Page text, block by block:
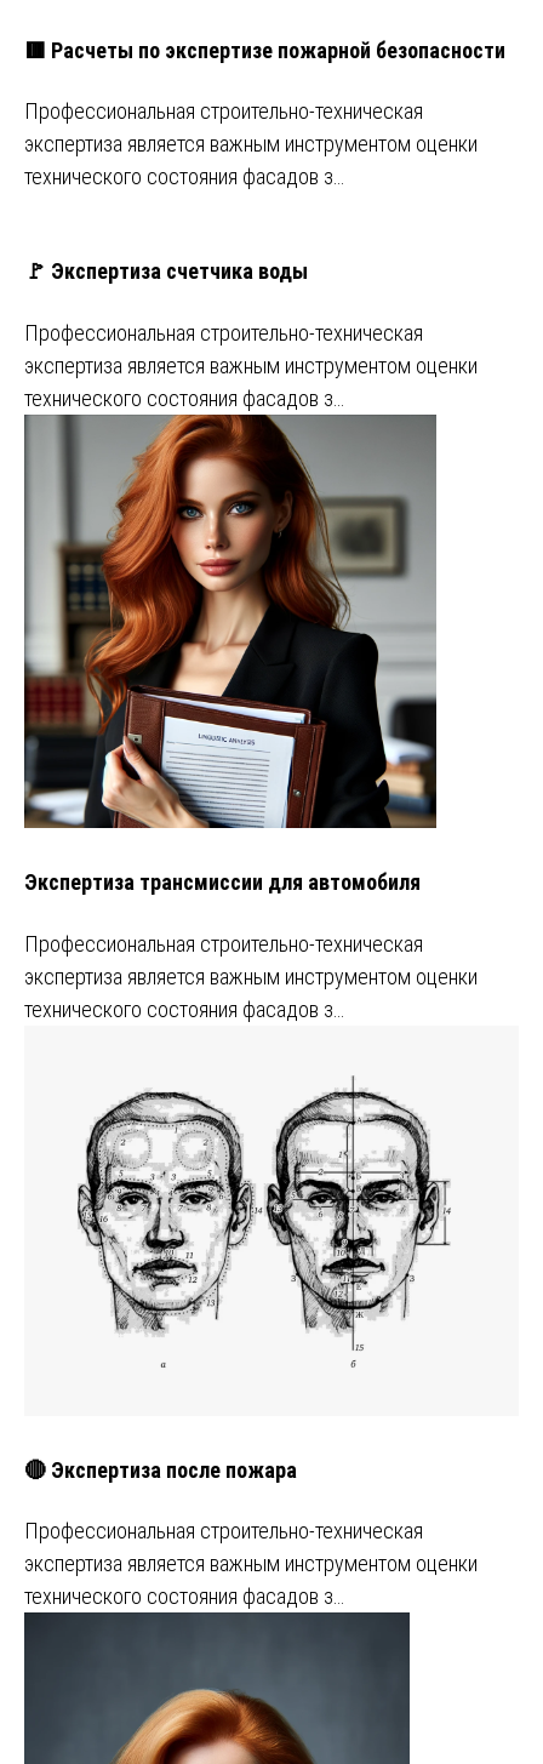
🟥 Расчеты по экспертизе пожарной безопасности
Профессиональная строительно-техническая
экспертиза является важным инструментом оценки
технического состояния фасадов з…
🚩 Экспертиза счетчика воды
Профессиональная строительно-техническая
экспертиза является важным инструментом оценки
технического состояния фасадов з…
Экспертиза трансмиссии для автомобиля
Профессиональная строительно-техническая
экспертиза является важным инструментом оценки
технического состояния фасадов з…
🔴 Экспертиза после пожара
Профессиональная строительно-техническая
экспертиза является важным инструментом оценки
технического состояния фасадов з…